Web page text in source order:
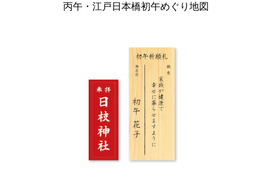
丙午・江戸日本橋初午めぐり地図